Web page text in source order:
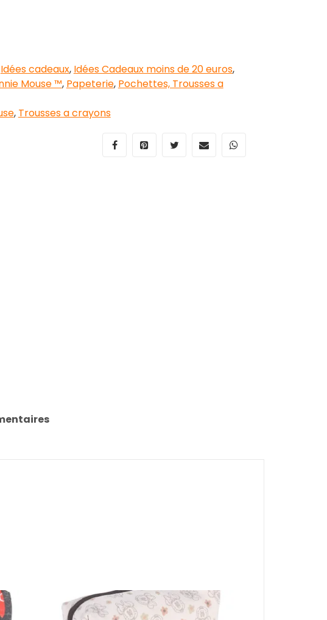
Idées cadeaux, Idées Cadeaux moins de 20 euros,
Mouse ™, Papeterie, Pochettes, Trousses a
, Trousses a crayons